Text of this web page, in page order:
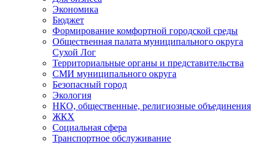
Экономика
Бюджет
Формирование комфортной городской среды
Общественная палата муниципального округа
Сухой Лог
Территориальные органы и представительства
СМИ муниципального округа
Безопасный город
Экология
НКО, общественные, религиозные объединения
ЖКХ
Социальная сфера
Транспортное обслуживание